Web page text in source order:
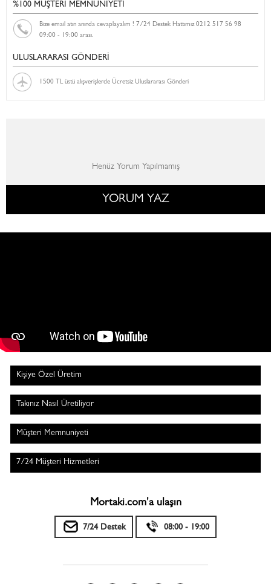
%100 MÜŞTERİ MEMNUNİYETİ
Bize email atın anında cevaplayalım ! 7/24 Destek Hattımız 0212 517 56 98
09:00 - 19:00 arası.
ULUSLARARASI GÖNDERİ
1500 TL üstü alışverişlerde Ücretsiz Uluslararası Gönderi
Henüz Yorum Yapılmamış
YORUM YAZ
Kişiye Özel Üretim
Takınız Nasıl Üretiliyor
Müşteri Memnuniyeti
7/24 Müşteri Hizmetleri
Mortaki.com'a ulaşın
7/24 Destek 08:00 - 19:00